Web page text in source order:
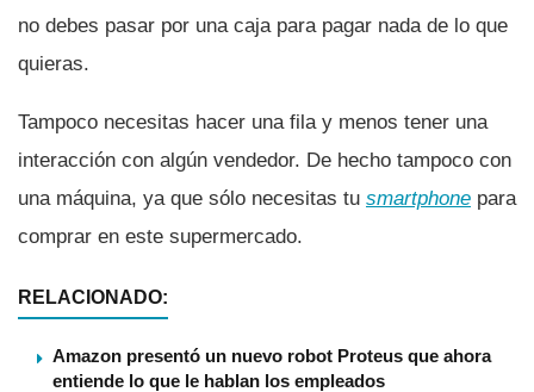
no debes pasar por una caja para pagar nada de lo que
quieras.
Tampoco necesitas hacer una fila y menos tener una
interacción con algún vendedor. De hecho tampoco con
una máquina, ya que sólo necesitas tu smartphone para
comprar en este supermercado.
RELACIONADO:
Amazon presentó un nuevo robot Proteus que ahora
entiende lo que le hablan los empleados